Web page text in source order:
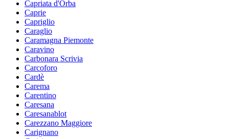
Capriata d'Orba
Caprie
Capriglio
Caraglio
Caramagna Piemonte
Caravino
Carbonara Scrivia
Carcoforo
Cardè
Carema
Carentino
Caresana
Caresanablot
Carezzano Maggiore
Carignano